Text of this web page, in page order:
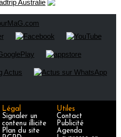
Légal
Signaler un
contenu illicite
Plan du site
Utiles
Contact
Publicité
Agenda